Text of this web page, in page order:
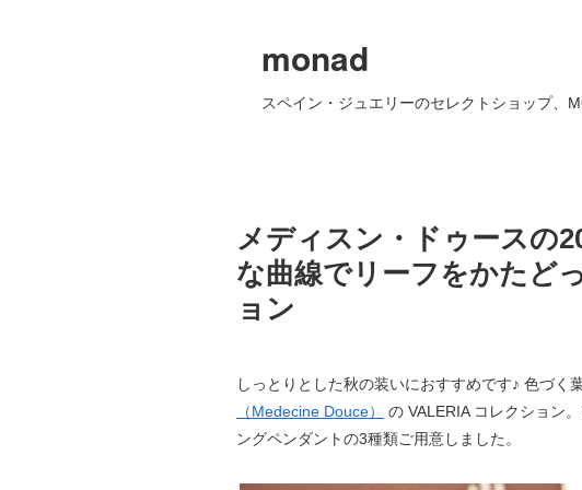
monad
スペイン・ジュエリーのセレクトショップ、
メディスン・ドゥースの
な曲線でリーフをかたど
ョン
しっとりとした秋の装いにおすすめです♪ 色づく
（Medecine Douce）
の VALERIA コレクション
ングペンダントの3種類ご用意しました。